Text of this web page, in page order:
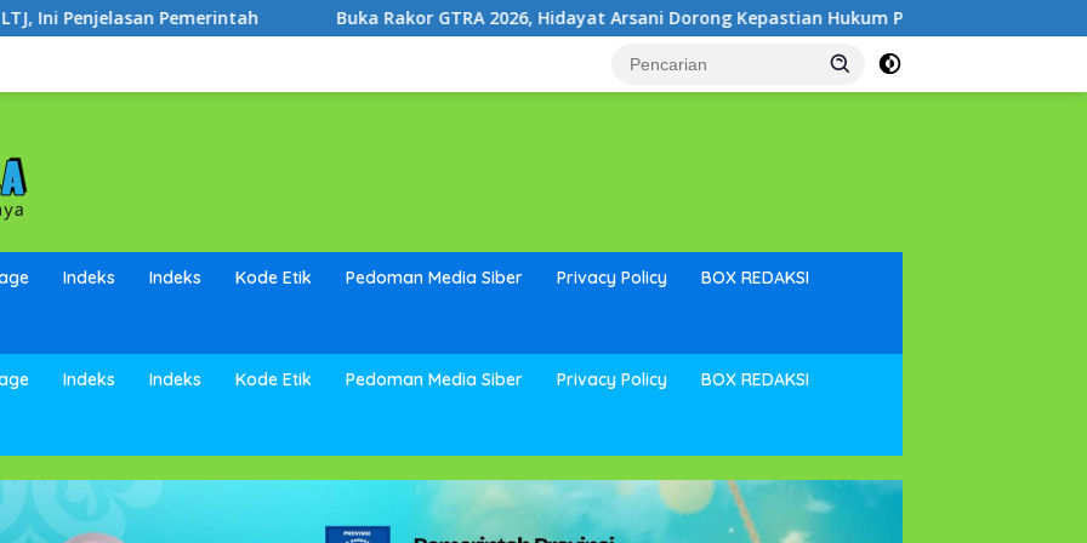
Buka Rakor GTRA 2026, Hidayat Arsani Dorong Kepastian Hukum Pertanahan dan Kesejahteraan Masyarakat
Indeks Indeks Kode Etik Pedoman Media Siber Privacy Policy BOX REDAKSI
Indeks Indeks Kode Etik Pedoman Media Siber Privacy Policy BOX REDAKSI